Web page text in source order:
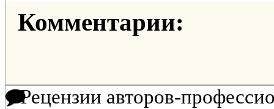
Комментарии:
Рецензии авторов-